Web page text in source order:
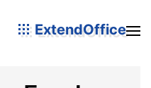
ExtendOffice